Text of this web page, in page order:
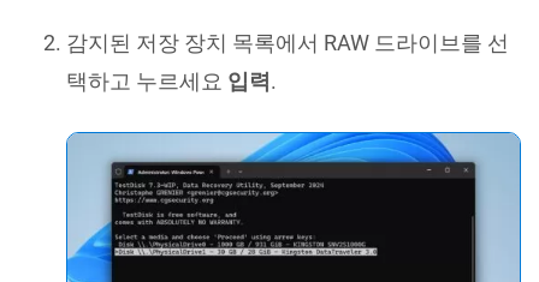
감지된 저장 장치 목록에서 RAW 드라이브를 선
택하고 누르세요 입력 .